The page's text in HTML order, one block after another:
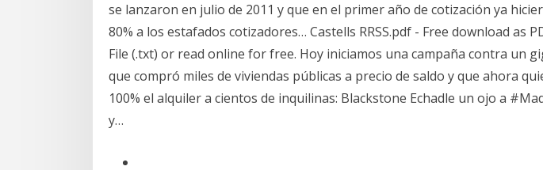
se lanzaron en julio de 2011 y que en el primer año de cotización ya
80% a los estafados cotizadores… Castells RRSS.pdf - Free download as
File (.txt) or read online for free. Hoy iniciamos una campaña contra un
que compró miles de viviendas públicas a precio de saldo y que ahora
100% el alquiler a cientos de inquilinas: Blackstone Echadle un ojo a
y…